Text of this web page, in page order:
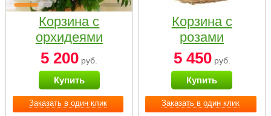
Заказать в один клик
Корзина с
орхидеями
малая
5 200 руб.
Купить
Заказать в один клик
Корзина с
розами
«Красный
Париж»
5 450руб.
Купить